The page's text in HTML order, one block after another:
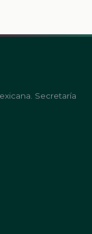
Secretaría